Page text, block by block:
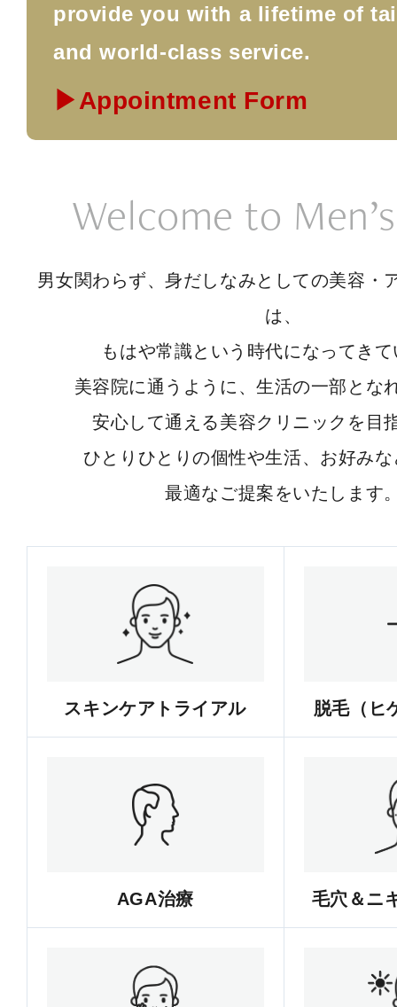
provide you with a lifetime of
and world-class service.
▶Appointment Form
Welcome to
男女関わらず、身だしなみとしての美容・
は、
もはや常識という時代になってき
美容院に通うように、生活の一部とな
安心して通える美容クリニックを目
ひとりひとりの個性や生活、お好み
最適なご提案をいたします
スキンケアトライアル 脱毛（ヒ
AGA治療 毛穴＆ニ